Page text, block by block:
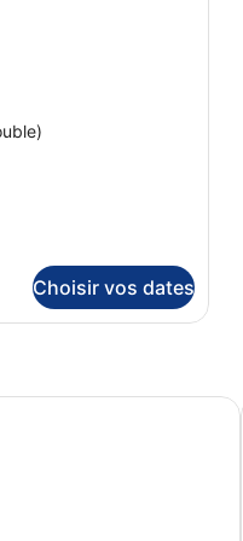
Choisir vos dates
Helios by CW Hotel